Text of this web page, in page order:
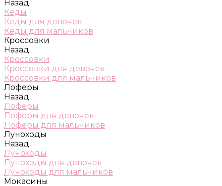
Назад
Кеды
Кеды для девочек
Кеды для мальчиков
Кроссовки
Назад
Кроссовки
Кроссовки для девочек
Кроссовки для мальчиков
Лоферы
Назад
Лоферы
Лоферы для девочек
Лоферы для мальчиков
Луноходы
Назад
Луноходы
Луноходы для девочек
Луноходы для мальчиков
Мокасины